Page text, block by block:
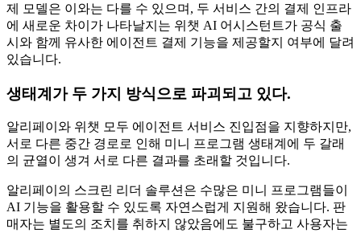
제 모델은 이와는 다를 수 있으며, 두 서비스 간의 결제 인프라
에 새로운 차이가 나타날지는 위챗 AI 어시스턴트가 공식 출
시와 함께 유사한 에이전트 결제 기능을 제공할지 여부에 달려
있습니다.
생태계가 두 가지 방식으로 파괴되고 있다.
알리페이와 위챗 모두 에이전트 서비스 진입점을 지향하지만,
서로 다른 중간 경로로 인해 미니 프로그램 생태계에 두 갈래
의 균열이 생겨 서로 다른 결과를 초래할 것입니다.
알리페이의 스크린 리더 솔루션은 수많은 미니 프로그램들이
AI 기능을 활용할 수 있도록 자연스럽게 지원해 왔습니다. 판
매자는 별도의 조치를 취하지 않았음에도 불구하고 사용자는